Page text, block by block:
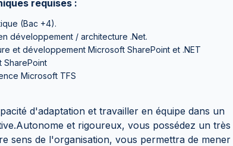
requises :
(Bac +4).
développement / architecture .Net.
et développement Microsoft SharePoint et .NET
SharePoint
Microsoft TFS
d'adaptation et travailler en équipe dans un
et rigoureux, vous possédez un très
sens de l'organisation, vous permettra de mener